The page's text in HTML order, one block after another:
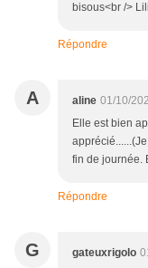
bisous<br /> Lili
Répondre
A aline 01/10/
Elle est bien
fin de journée.
Répondre
G gateuxrigolo